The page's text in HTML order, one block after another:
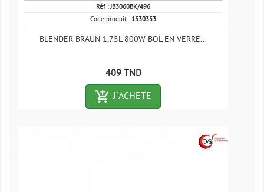
Réf :JB3060BK/496
Code produit : 1530353
BLENDER BRAUN 1,75L 800W BOL EN VERRE...
Prix
409 TND
add_shopping_cart-outlined
J´ACHETE